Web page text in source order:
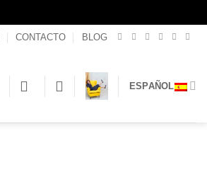
CONTACTO BLOG
ESPAÑOL